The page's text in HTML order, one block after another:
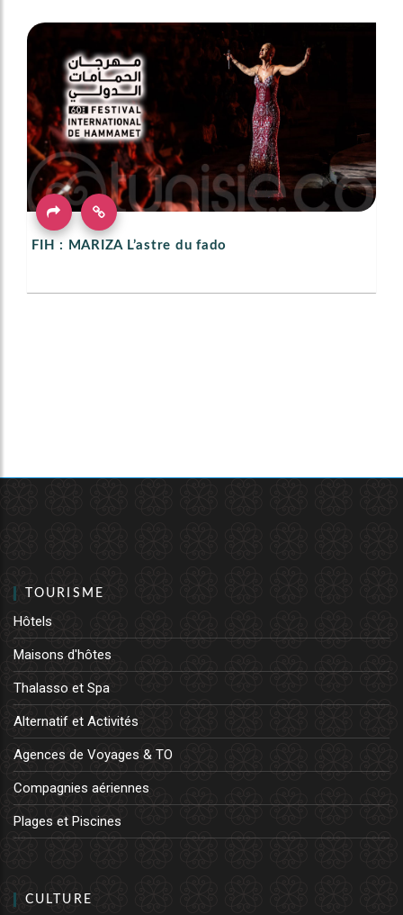
FIH : MARIZA L’astre du fado
TOURISME
Hôtels
Maisons d'hôtes
Thalasso et Spa
Alternatif et Activités
Agences de Voyages & TO
Compagnies aériennes
Plages et Piscines
CULTURE